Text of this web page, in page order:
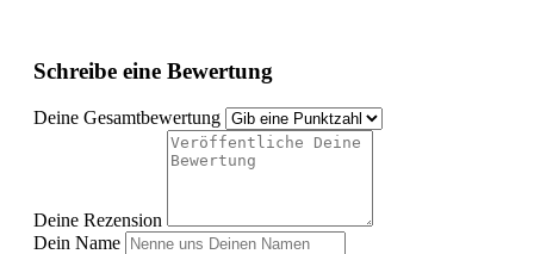
Schreibe eine Bewertung
Deine Gesamtbewertung
Deine Rezension
Dein Name